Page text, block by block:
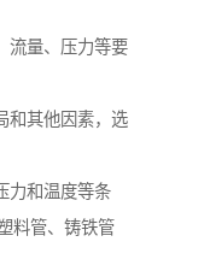
流量、压力等要
和其他因素，选
力和温度等条
料管、铸铁管